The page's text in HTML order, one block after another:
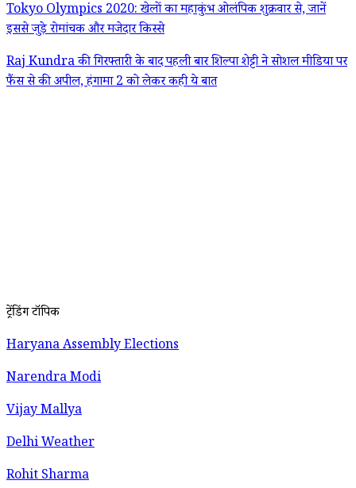
Tokyo Olympics 2020: खेलों का महाकुंभ ओलंपिक शुक्रवार से, जानें
इससे जुड़े रोमांचक और मजेदार किस्से
Raj Kundra की गिरफ्तारी के बाद पहली बार शिल्पा शेट्टी ने सोशल मीडिया पर
फैंस से की अपील, हंगामा 2 को लेकर कही ये बात
ट्रेंडिंग टॉपिक
Haryana Assembly Elections
Narendra Modi
Vijay Mallya
Delhi Weather
Rohit Sharma